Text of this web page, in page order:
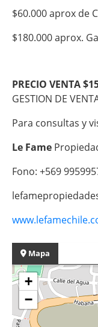
$60.000 aprox de
$180.000 aprox.
PRECIO VENTA
GESTION DE
Para consultas y
Le Fame
Fono: +569
Mapa
+
−